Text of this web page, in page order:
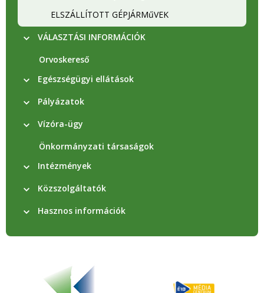
ELSZÁLLÍTOTT GÉPJÁRMűVEK
VÁLASZTÁSI INFORMÁCIÓK
Orvoskereső
Egészségügyi ellátások
Pályázatok
Vízóra-ügy
Önkormányzati társaságok
Intézmények
Közszolgáltatók
Hasznos információk